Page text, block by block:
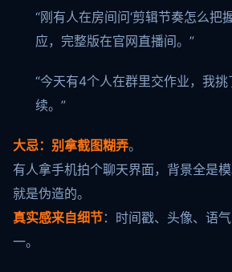
“刚有人在房间问‘剪辑节奏怎么把
应，完整版在官网直播间。”
“今天有4个人在群里交作业，我
续。”
大忌：别拿截图糊弄。
有人拿手机拍个聊天界面，背景全是
就是伪造的。
真实感来自细节：时间戳、头像、语
一。